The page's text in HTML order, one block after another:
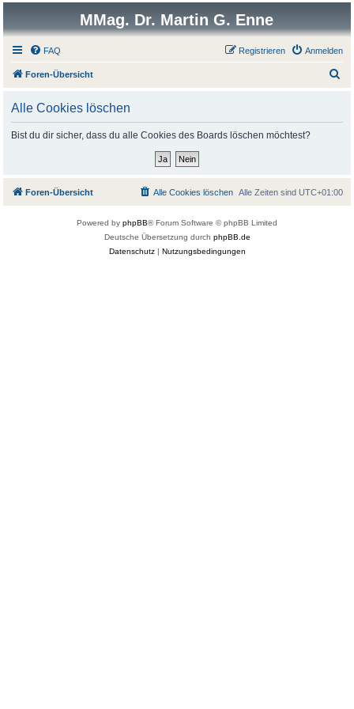
MMag. Dr. Martin G. Enne
FAQ Anmelden
Registrieren
Foren-Übersicht
Alle Cookies löschen
Bist du dir sicher, dass du alle Cookies des Boards löschen möchtest?
Foren-Übersicht Alle Zeiten sind UTC+01:00
Alle Cookies löschen
Powered by phpBB® Forum Software © phpBB Limited
Deutsche Übersetzung durch phpBB.de
Datenschutz| Nutzungsbedingungen